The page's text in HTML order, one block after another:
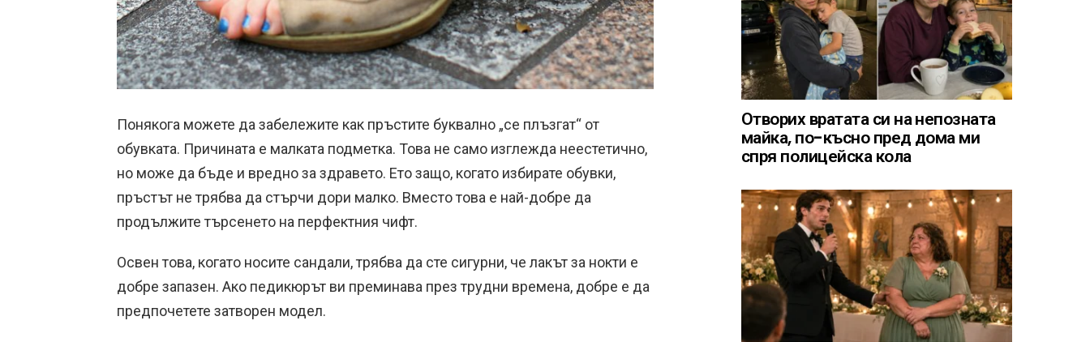
Понякога можете да забележите как пръстите буквално „се плъзгат“ от
обувката. Причината е малката подметка. Това не само изглежда неестетично,
но може да бъде и вредно за здравето. Ето защо, когато избирате обувки,
пръстът не трябва да стърчи дори малко. Вместо това е най-добре да
продължите търсенето на перфектния чифт.
Освен това, когато носите сандали, трябва да сте сигурни, че лакът за нокти е
добре запазен. Ако педикюрът ви преминава през трудни времена, добре е да
предпочетете затворен модел.
Отворих вратата си на непозната
майка, по-късно пред дома ми
спря полицейска кола